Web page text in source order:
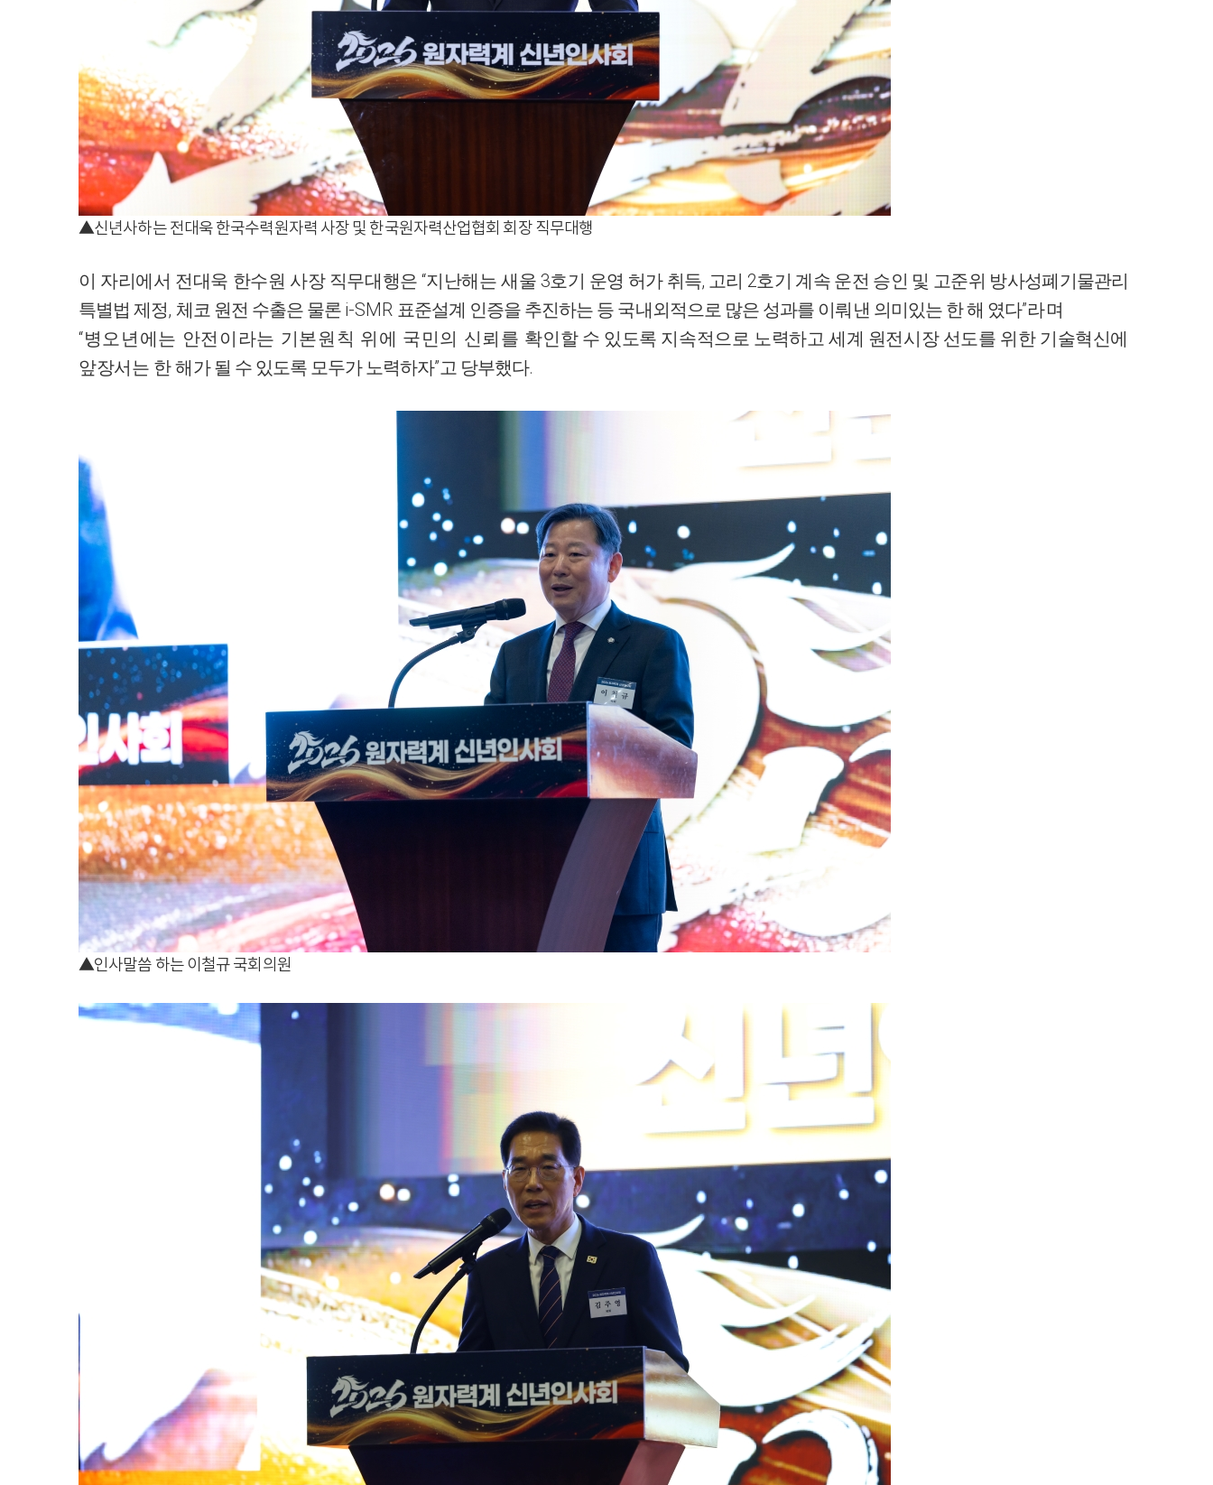
▲신년사하는 전대욱 한국수력원자력 사장 및 한국원자력산업협회 회장 직무대행
이 자리에서 전대욱 한수원 사장 직무대행은“지난해는 새울 3호기 운영 허가 취득, 고리 2호기 계속 운전 승인 및 고준위 방사성폐기물관리
특별법 제정, 체코 원전 수출은 물론 i-SMR 표준설계 인증을 추진하는 등 국내외적으로 많은 성과를 이뤄낸 의미있는 한 해 였다”라며
“병오년에는 안전이라는 기본원칙 위에 국민의 신뢰를 확인할 수 있도록 지속적으로 노력하고 세계 원전시장 선도를 위한 기술혁신에
앞장서는 한 해 가 될 수 있도록 모두가 노력하자”고 당부했다.
▲인사말씀 하는 이철규 국회의원